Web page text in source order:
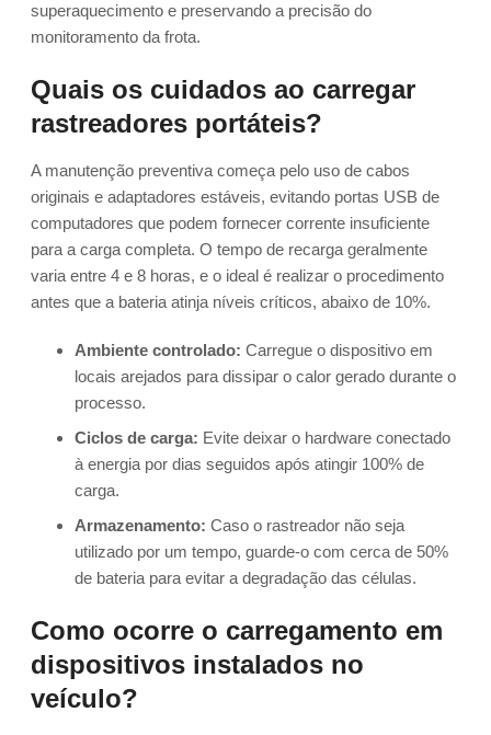
superaquecimento e preservando a precisão do
monitoramento da frota.
Quais os cuidados ao carregar
rastreadores portáteis?
A manutenção preventiva começa pelo uso de cabos
originais e adaptadores estáveis, evitando portas USB de
computadores que podem fornecer corrente insuficiente
para a carga completa. O tempo de recarga geralmente
varia entre 4 e 8 horas, e o ideal é realizar o procedimento
antes que a bateria atinja níveis críticos, abaixo de 10%.
Ambiente controlado: Carregue o dispositivo em
locais arejados para dissipar o calor gerado durante o
processo.
Ciclos de carga: Evite deixar o hardware conectado
à energia por dias seguidos após atingir 100% de
carga.
Armazenamento: Caso o rastreador não seja
utilizado por um tempo, guarde-o com cerca de 50%
de bateria para evitar a degradação das células.
Como ocorre o carregamento em
dispositivos instalados no
veículo?